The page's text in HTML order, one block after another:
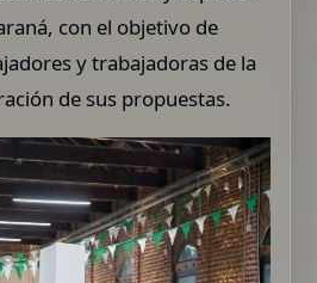
con el objetivo de
y trabajadoras de la
de sus propuestas.